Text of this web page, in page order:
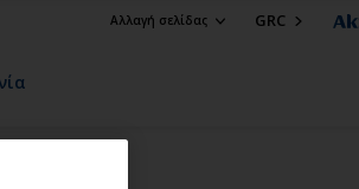
Αλλαγή σελίδας GRC